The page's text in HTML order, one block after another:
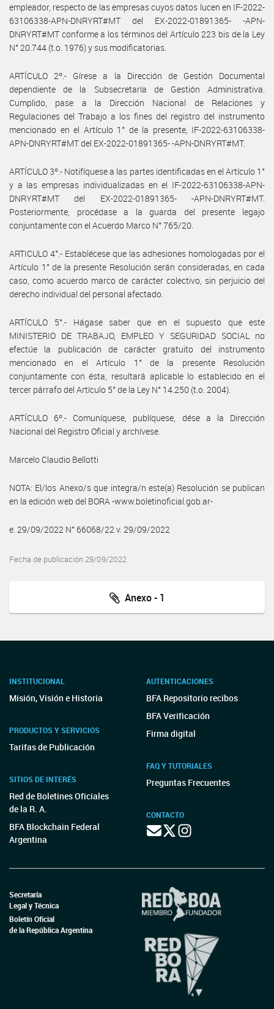
empleador, respecto de las empresas cuyos datos lucen en IF-2022-
63106338-APN-DNRYRT#MT del EX-2022-01891365- -APN-
DNRYRT#MT conforme a los términos del Artículo 223 bis de la Ley
N° 20.744 (t.o. 1976) y sus modificatorias.
ARTÍCULO 2º.- Gírese a la Dirección de Gestión Documental
dependiente de la Subsecretaría de Gestión Administrativa.
Cumplido, pase a la Dirección Nacional de Relaciones y
Regulaciones del Trabajo a los fines del registro del instrumento
mencionado en el Artículo 1° de la presente, IF-2022-63106338-
APN-DNRYRT#MT del EX-2022-01891365- -APN-DNRYRT#MT.
ARTÍCULO 3º.- Notifíquese a las partes identificadas en el Artículo 1°
y a las empresas individualizadas en el IF-2022-63106338-APN-
DNRYRT#MT del EX-2022-01891365- -APN-DNRYRT#MT.
Posteriormente, procédase a la guarda del presente legajo
conjuntamente con el Acuerdo Marco N° 765/20.
ARTICULO 4°.- Establécese que las adhesiones homologadas por el
Artículo 1° de la presente Resolución serán consideradas, en cada
caso, como acuerdo marco de carácter colectivo, sin perjuicio del
derecho individual del personal afectado.
ARTÍCULO 5°.- Hágase saber que en el supuesto que este
MINISTERIO DE TRABAJO, EMPLEO Y SEGURIDAD SOCIAL no
efectúe la publicación de carácter gratuito del instrumento
mencionado en el Artículo 1° de la presente Resolución
conjuntamente con ésta, resultará aplicable lo establecido en el
tercer párrafo del Artículo 5° de la Ley N° 14.250 (t.o. 2004).
ARTÍCULO 6º.- Comuníquese, publíquese, dése a la Dirección
Nacional del Registro Oficial y archívese.
Marcelo Claudio Bellotti
NOTA: El/los Anexo/s que integra/n este(a) Resolución se publican
en la edición web del BORA -www.boletinoficial.gob.ar-
e. 29/09/2022 N° 66068/22 v. 29/09/2022
Fecha de publicación 29/09/2022
Anexo - 1
INSTITUCIONAL
Misión, Visión e Historia
PRODUCTOS Y SERVICIOS
Tarifas de Publicación
SITIOS DE INTERÉS
Red de Boletines Oficiales
de la R. A.
BFA Blockchain Federal
Argentina
AUTENTICACIONES
BFA Repositorio recibos
BFA Verificación
Firma digital
FAQ Y TUTORIALES
Preguntas Frecuentes
CONTACTO
Secretaría
Legal y Técnica
Boletín Oficial
de la República Argentina